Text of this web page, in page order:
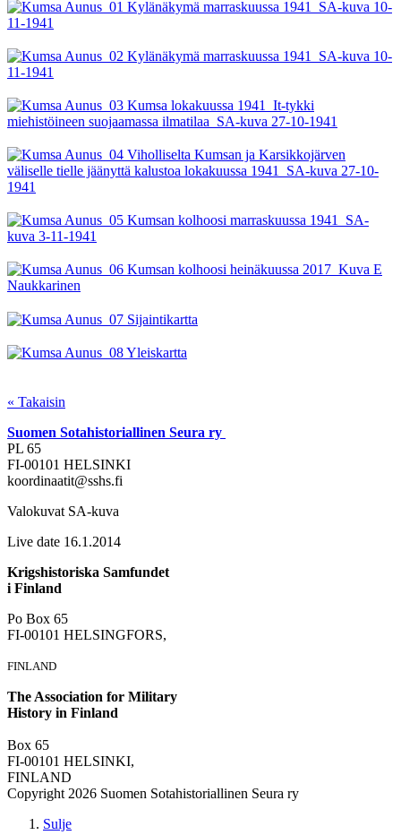
« Takaisin
Suomen Sotahistoriallinen Seura ry
PL 65
FI-00101 HELSINKI
koordinaatit@sshs.fi
Valokuvat SA-kuva
Live date 16.1.2014
Krigshistoriska Samfundet
i Finland
Po Box 65
FI-00101 HELSINGFORS,
FINLAND
The Association for Military
History in Finland
Box 65
FI-00101 HELSINKI,
FINLAND
Copyright 2026 Suomen Sotahistoriallinen Seura ry
Sulje